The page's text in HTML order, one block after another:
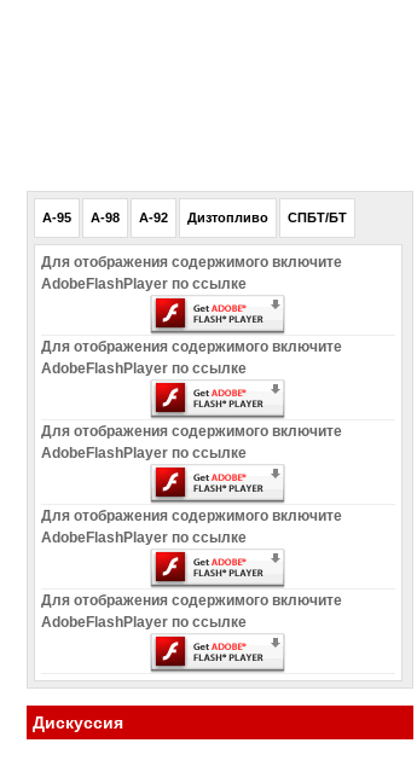
A-95 A-98 A-92 Дизтопливо СПБТ/БТ
Для отображения содержимого включите
AdobeFlashPlayer по ссылке
Для отображения содержимого включите
AdobeFlashPlayer по ссылке
Для отображения содержимого включите
AdobeFlashPlayer по ссылке
Для отображения содержимого включите
AdobeFlashPlayer по ссылке
Для отображения содержимого включите
AdobeFlashPlayer по ссылке
Дискуссия